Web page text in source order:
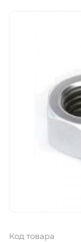
Код товара